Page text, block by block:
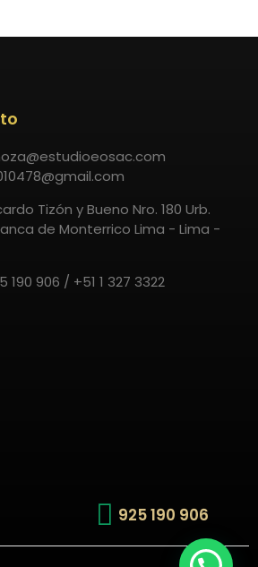
Tizón y Bueno Nro. 180 Urb.
de Monterrico Lima - Lima -
190 906 / +51 1 327 3322
925 190 906